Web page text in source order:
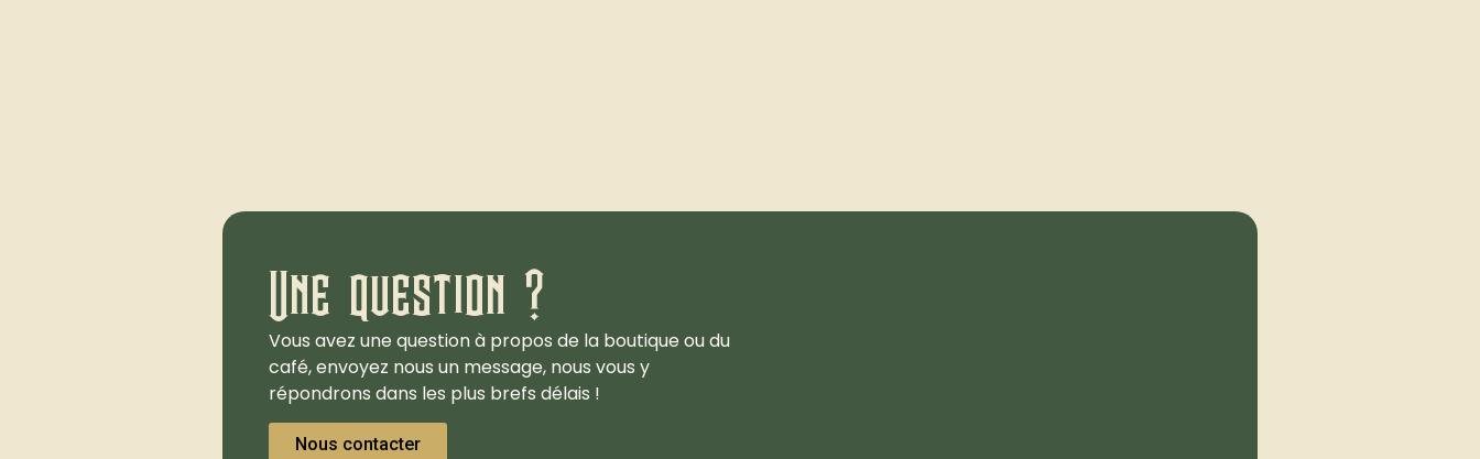
Une question ?
Vous avez une question à propos de la boutique ou du
café, envoyez nous un message, nous vous y
répondrons dans les plus brefs délais !
Nous contacter